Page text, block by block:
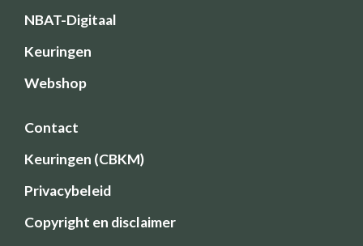
NBAT-Digitaal
Keuringen
Webshop
Contact
Keuringen (CBKM)
Privacybeleid
Copyright en disclaimer